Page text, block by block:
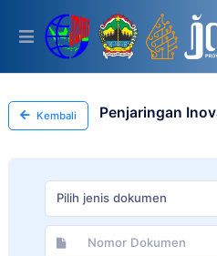
This
includes
accessibility
system.
Kembali Penjaringan
Pilih jenis dokumen